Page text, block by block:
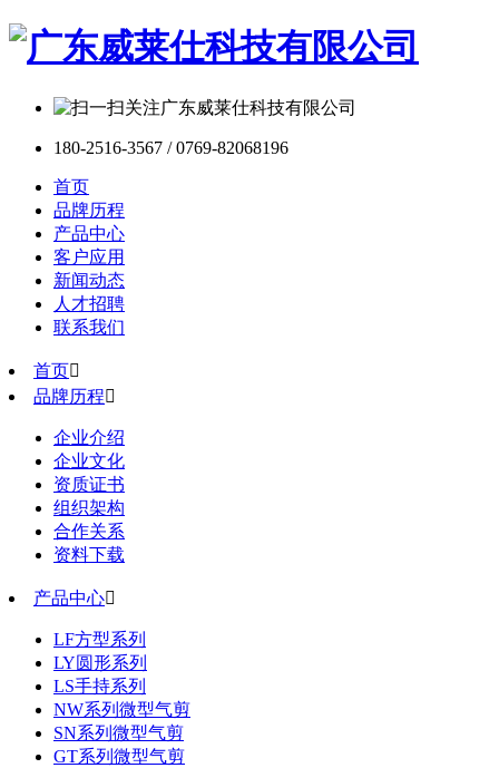
180-2516-3567 / 0769-82068196
首页
品牌历程
产品中心
客户应用
新闻动态
人才招聘
联系我们
首页
品牌历程
企业介绍
企业文化
资质证书
组织架构
合作关系
资料下载
产品中心
LF方型系列
LY圆形系列
LS手持系列
NW系列微型气剪
SN系列微型气剪
GT系列微型气剪